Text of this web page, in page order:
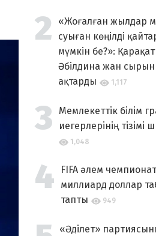
«Жоғалған жылдар
суыған көңілді
мүмкін бе?»: Қарақат
Әбілдина жан сырын
ақтарды
1,117
Мемлекеттік білім
иегерлерінің тізімі
1,048
FIFA әлем
миллиард доллар
тапты
949
«Әділет»